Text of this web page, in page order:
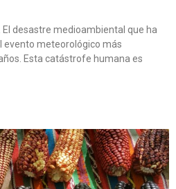
desastre medioambiental que ha
evento meteorológico más
Esta catástrofe humana es